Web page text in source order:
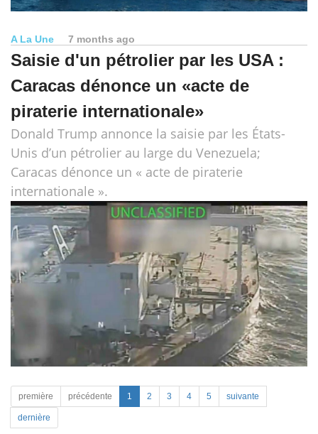
A La Une 7 months ago
Saisie d'un pétrolier par les USA :
Caracas dénonce un «acte de
piraterie internationale»
Donald Trump annonce la saisie par les États-
Unis d’un pétrolier au large du Venezuela;
Caracas dénonce un « acte de piraterie
internationale ».
première précédente 1 2 3 4 5 suivante
dernière